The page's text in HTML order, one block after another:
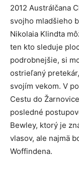
2012 Austrálčana
svojho mladšieho
Nikolaia Klindta
ten kto sleduje
podrobnejšie, si
ostrieľaný
svojím vekom. V
Cestu do
posledné
Bewley, ktorý je
vlasov, ale najmä
Woffindena.